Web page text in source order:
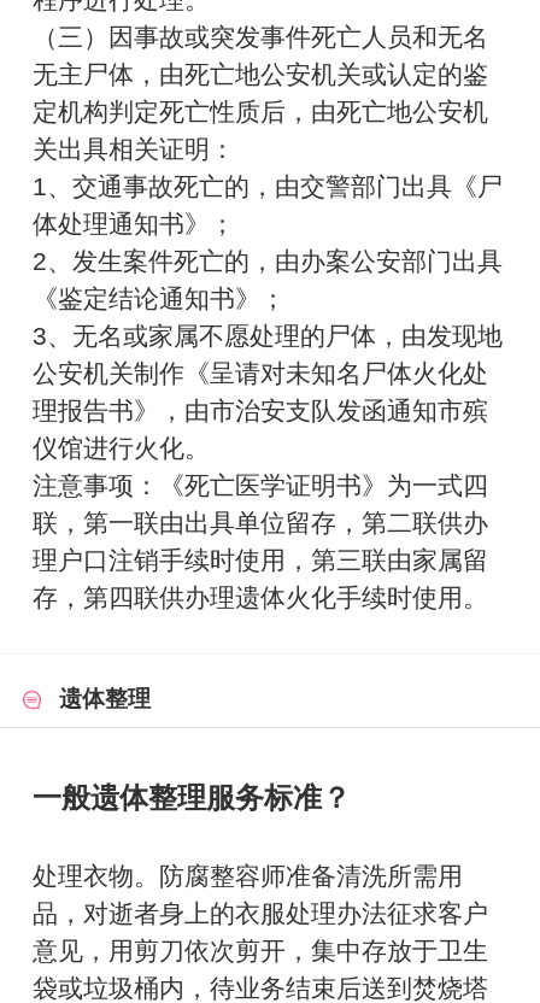
（三）因事故或突发事件死亡人员和无名
无主尸体，由死亡地公安机关或认定的鉴
定机构判定死亡性质后，由死亡地公安机
关出具相关证明：
1、交通事故死亡的，由交警部门出具《尸
体处理通知书》；
2、发生案件死亡的，由办案公安部门出具
《鉴定结论通知书》；
3、无名或家属不愿处理的尸体，由发现地
公安机关制作《呈请对未知名尸体火化处
理报告书》，由市治安支队发函通知市殡
仪馆进行火化。
注意事项：《死亡医学证明书》为一式四
联，第一联由出具单位留存，第二联供办
理户口注销手续时使用，第三联由家属留
存，第四联供办理遗体火化手续时使用。
遗体整理
一般遗体整理服务标准？
处理衣物。防腐整容师准备清洗所需用
品，对逝者身上的衣服处理办法征求客户
意见，用剪刀依次剪开，集中存放于卫生
袋或垃圾桶内，待业务结束后送到焚烧塔